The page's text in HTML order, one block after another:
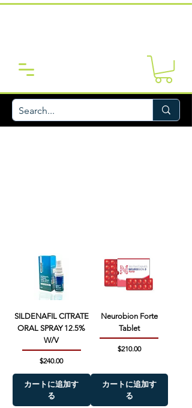
SILDENAFIL CITRATE
ORAL SPRAY 12.5%
W/V
価格
$240.00
カートに追加す
る
Neurobion Forte
Tablet
価格
$210.00
カートに追加す
る